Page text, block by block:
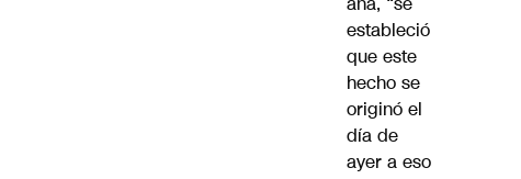
estableció
que este
hecho se
originó el
día de
ayer a eso